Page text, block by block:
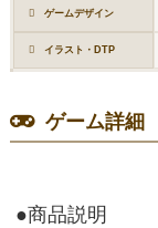
ゲームデザイン
イラスト・DTP
ゲーム詳細
●商品説明